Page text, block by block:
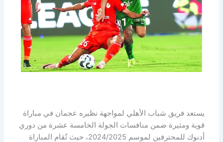
يستعد فريق شباب الأهلي لمواجهة نظيره عجمان في مباراة
قوية ومثيرة ضمن منافسات الجولة الخامسة عشرة من دوري
أدنوك للمحترفين لموسم 2024/2025، حيث تُقام المباراة